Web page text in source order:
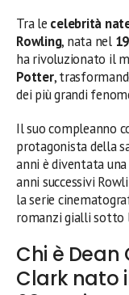
Tra le celebrità
Rowling, nata nel
ha rivoluzionato il
Potter,
dei più grandi
Il suo compleanno
protagonista della
anni è diventata
anni successivi
la serie
romanzi gialli sotto
Chi è Dean
Clark nato